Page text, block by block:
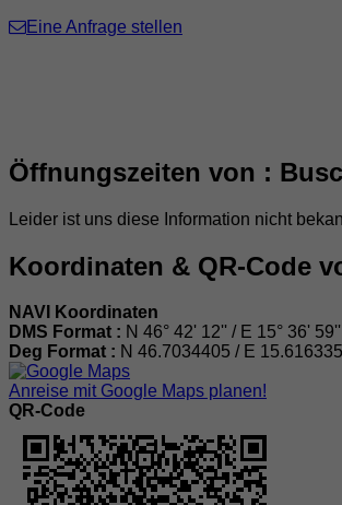
Eine Anfrage stellen
Öffnungszeiten von :
Leider ist uns diese Information nicht
Koordinaten & QR-Code
NAVI Koordinaten
DMS Format : N 46° 42' 12'' / E 15° 36' 59''
Deg Format : N 46.7034405 / E
Anreise mit Google Maps planen!
QR-Code